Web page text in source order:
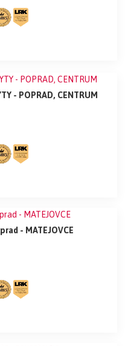
- POPRAD, CENTRUM
- MATEJOVCE